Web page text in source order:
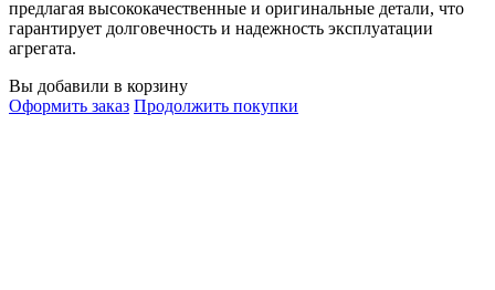
предлагая высококачественные и оригинальные детали, что
гарантирует долговечность и надежность эксплуатации
агрегата.
Вы добавили в корзину
Оформить заказ Продолжить покупки